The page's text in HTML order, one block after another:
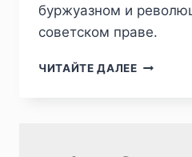
буржуазном и
советском праве.
ЧИТАЙТЕ ДАЛЕЕПИЖ